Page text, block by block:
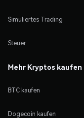
Simuliertes Trading
Steuer
Mehr Kryptos kaufen
BTC kaufen
Dogecoin kaufen